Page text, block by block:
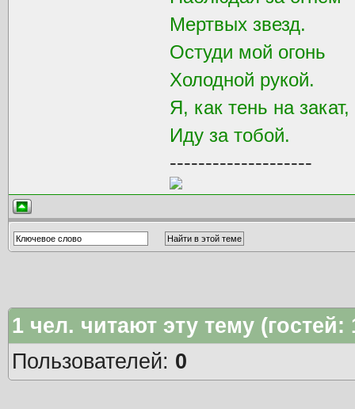
Мертвых звезд.
Остуди мой огонь
Холодной рукой.
Я, как тень на закат,
Иду за тобой.
--------------------
1чел. читают эту тему
Пользователей: 0